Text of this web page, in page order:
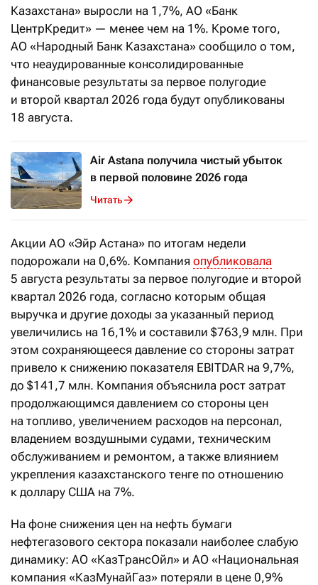
Казахстана» выросли на 1,7%, АО «Банк
ЦентрКредит» — менее чем на 1%. Кроме того,
АО «Народный Банк Казахстана» сообщило о том,
что неаудированные консолидированные
финансовые результаты за первое полугодие
и второй квартал 2026 года будут опубликованы
18 августа.
Air Astana получила чистый убыток
в первой половине 2026 года
Читать
Акции АО «Эйр Астана» по итогам недели
подорожали на 0,6%. Компания опубликовала
5 августа результаты за первое полугодие и второй
квартал 2026 года, согласно которым общая
выручка и другие доходы за указанный период
увеличились на 16,1% и составили $763,9 млн. При
этом сохраняющееся давление со стороны затрат
привело к снижению показателя EBITDAR на 9,7%,
до $141,7 млн. Компания объяснила рост затрат
продолжающимся давлением со стороны цен
на топливо, увеличением расходов на персонал,
владением воздушными судами, техническим
обслуживанием и ремонтом, а также влиянием
укрепления казахстанского тенге по отношению
к доллару США на 7%.
На фоне снижения цен на нефть бумаги
нефтегазового сектора показали наиболее слабую
динамику: АО «КазТрансОйл» и АО «Национальная
компания «КазМунайГаз» потеряли в цене 0,9%